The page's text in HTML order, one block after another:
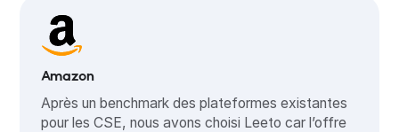
Amazon
Après un benchmark des plateformes existantes
pour les CSE, nous avons choisi Leeto car l’offre